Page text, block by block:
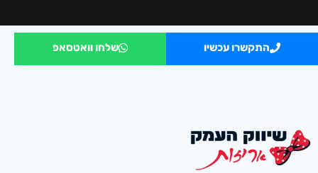
התקשרו עכשיו שלחו וואטסאפ